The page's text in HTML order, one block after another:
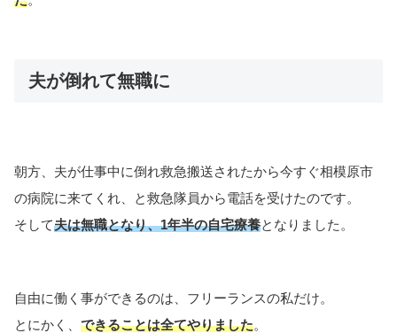
夫が倒れて無職に
朝方、夫が仕事中に倒れ救急搬送されたから今すぐ相模原市
の病院に来てくれ、と救急隊員から電話を受けたのです。
そして夫は無職となり、1年半の自宅療養となりました。
自由に働く事ができるのは、フリーランスの私だけ。
とにかく、 できることは全てやりました。